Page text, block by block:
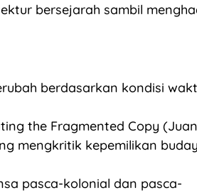
bersejarah sambil
berdasarkan kondisi
the Fragmented Copy
mengkritik kepemilikan
pasca-kolonial dan pasca-